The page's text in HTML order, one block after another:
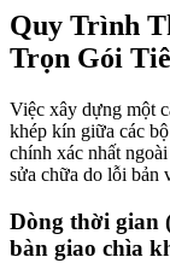
Quy Trình
Trọn Gói
Việc xây dựng một
khép kín giữa các
chính xác nhất
sửa chữa do lỗi bản
Dòng thời gian
bàn giao chìa